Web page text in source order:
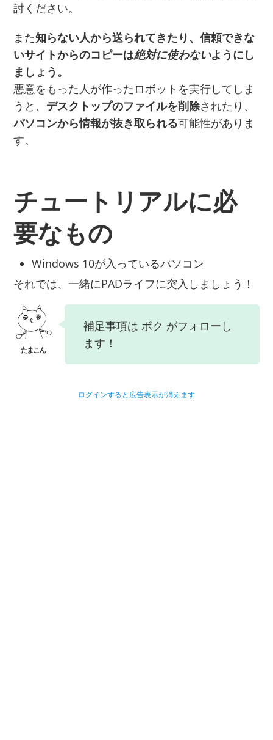
討ください。
また知らない人から送られてきたり、信頼できな
いサイトからのコピーは絶対に使わないようにし
ましょう。
悪意をもった人が作ったロボットを実行してしま
うと、 デスクトップのファイルを削除されたり、
パソコンから情報が抜き取られる可能性がありま
す。
チュートリアルに必
要なもの
Windows 10が入っているパソコン
それでは、一緒にPADライフに突入しましょう！
補足事項は ボク がフォローし
ます！
ログインすると広告表示が消えます